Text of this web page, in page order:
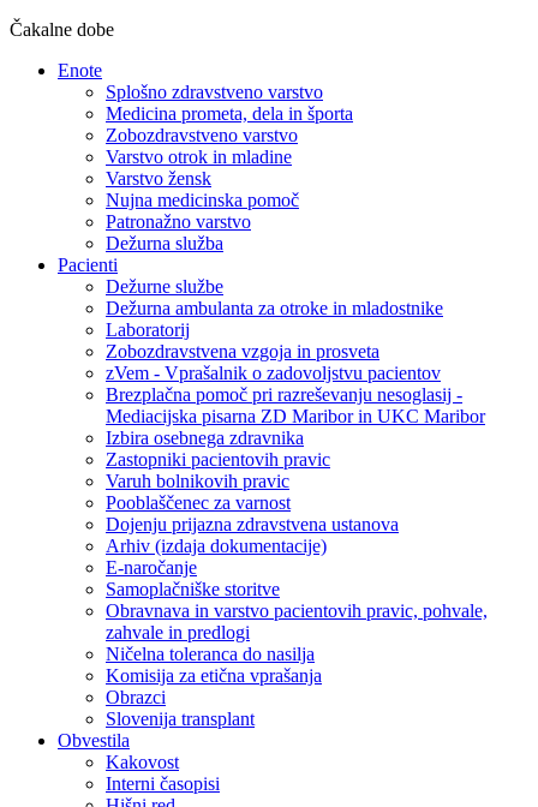
Čakalne dobe
Enote
Splošno zdravstveno varstvo
Medicina prometa, dela in športa
Zobozdravstveno varstvo
Varstvo otrok in mladine
Varstvo žensk
Nujna medicinska pomoč
Patronažno varstvo
Dežurna služba
Pacienti
Dežurne službe
Dežurna ambulanta za otroke in mladostnike
Laboratorij
Zobozdravstvena vzgoja in prosveta
zVem - Vprašalnik o zadovoljstvu pacientov
Brezplačna pomoč pri razreševanju nesoglasij -
Mediacijska pisarna ZD Maribor in UKC Maribor
Izbira osebnega zdravnika
Zastopniki pacientovih pravic
Varuh bolnikovih pravic
Pooblaščenec za varnost
Dojenju prijazna zdravstvena ustanova
Arhiv (izdaja dokumentacije)
E-naročanje
Samoplačniške storitve
Obravnava in varstvo pacientovih pravic, pohvale,
zahvale in predlogi
Ničelna toleranca do nasilja
Komisija za etična vprašanja
Obrazci
Slovenija transplant
Obvestila
Kakovost
Interni časopisi